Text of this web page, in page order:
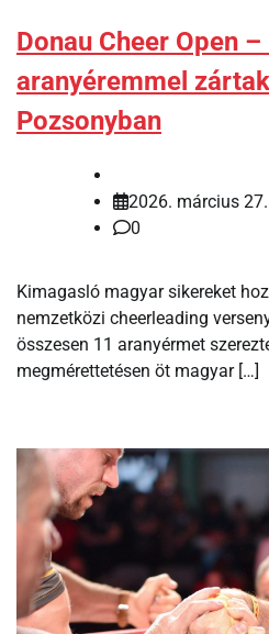
Donau Cheer Open –
aranyéremmel
Pozsonyban
2026. március 27.
0
Kimagasló magyar sikereket
nemzetközi cheerleading
összesen 11 aranyérmet
megmérettetésen öt magyar […]